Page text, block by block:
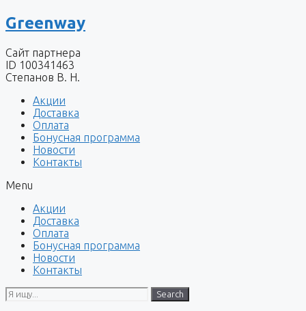
Перейти
к
Greenway
Сайт партнера
ID 100341463
Степанов В. Н.
Акции
Доставка
Оплата
Бонусная программа
Новости
Контакты
Menu
Акции
Доставка
Оплата
Бонусная программа
Новости
Контакты
Search